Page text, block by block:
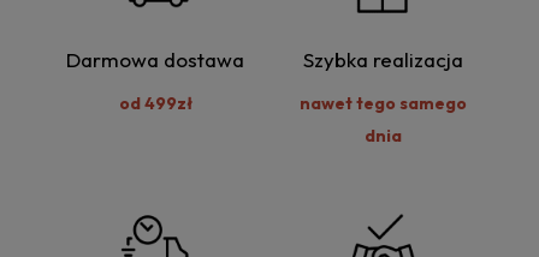
Darmowa dostawa
od 499zł
Szybka realizacja
nawet tego samego
dnia